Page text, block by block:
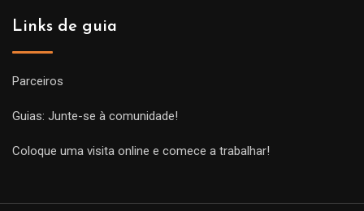
Links de guia
Parceiros
Guias: Junte-se à comunidade!
Coloque uma visita online e comece a trabalhar!